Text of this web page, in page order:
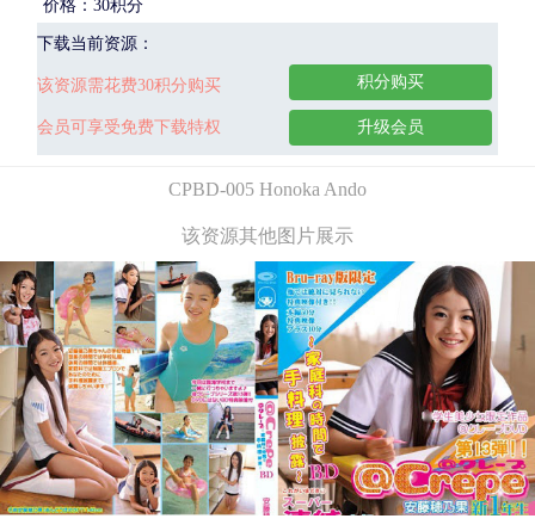
价格：30积分
下载当前资源：
该资源需花费30积分购买
会员可享受免费下载特权
积分购买
升级会员
CPBD-005 Honoka Ando
该资源其他图片展示